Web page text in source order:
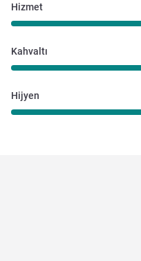
Hizmet
Kahvaltı
Hijyen